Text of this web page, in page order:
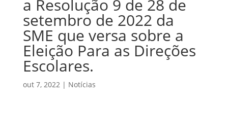
a Resolução 9 de 28 de
setembro de 2022 da
SME que versa sobre a
Eleição Para as Direções
Escolares.
out 7, 2022| Notícias